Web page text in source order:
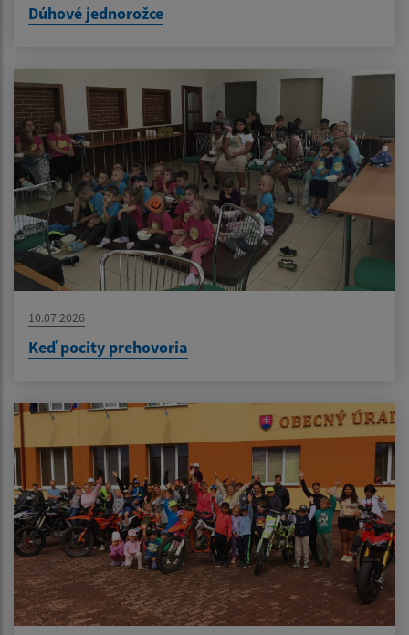
Dúhové jednorožce
10.07.2026
Keď pocity prehovoria